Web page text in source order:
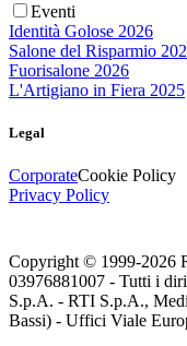
Eventi
Identità Golose 2026
Salone del Risparmio
Fuorisalone 2026
L'Artigiano in Fiera 2025
Legal
CorporateCookie Policy
Privacy Policy
Copyright © 1999-2026
03976881007 - Tutti i
S.p.A. - RTI S.p.A.,
Bassi) - Uffici Viale